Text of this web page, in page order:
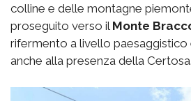
colline e delle montagne
proseguito verso il Monte
rifermento a livello
anche alla presenza della Certosa.